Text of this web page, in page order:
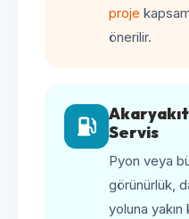
proje
önerilir.
Servis
Pyon veya
görünürlük,
yoluna